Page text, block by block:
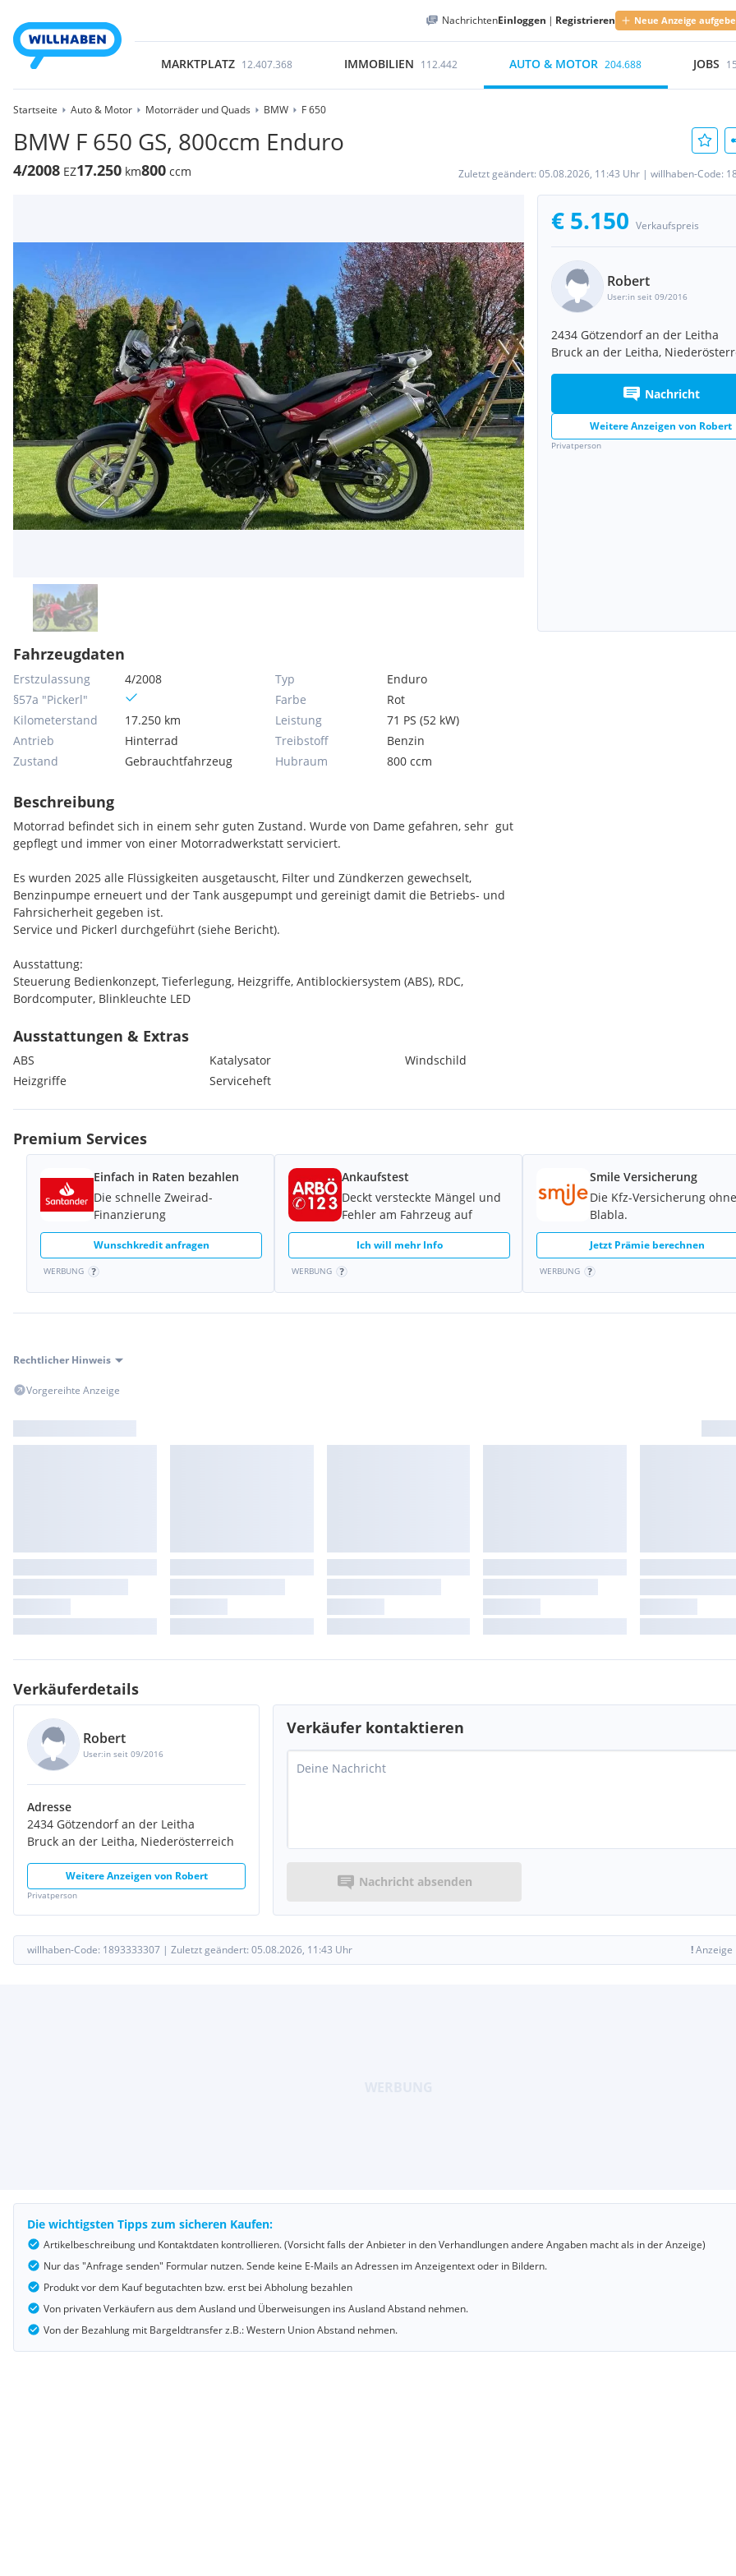
NachrichtenEinloggen | Registrieren Neue Anzeige
MARKTPLATZ 12.407.368 IMMOBILIEN 112.442 AUTO & MOTOR 204.688 JOBS
Startseite Auto & Motor Motorräder und Quads BMW F 650
BMW F 650 GS, 800ccm Enduro
4/2008 EZ17.250 km800 ccm Zuletzt geändert: 05.08.2026, 11:43 Uhr | willhaben-Code:
€ 5.150 Verkaufspreis
Robert
User:in seit 09/2016
2434 Götzendorf an der Leitha
Bruck an der Leitha,
Nachricht
Weitere Anzeigen von Robert
Privatperson
Fahrzeugdaten
Erstzulassung
4/2008
§57a "Pickerl"
Kilometerstand
17.250 km
Antrieb
Hinterrad
Zustand
Gebrauchtfahrzeug
Typ
Enduro
Farbe
Rot
Leistung
71 PS (52 kW)
Treibstoff
Benzin
Hubraum
800 ccm
Beschreibung
Motorrad befindet sich in einem sehr guten Zustand. Wurde von Dame gefahren, sehr gut
gepflegt und immer von einer Motorradwerkstatt serviciert.
Es wurden 2025 alle Flüssigkeiten ausgetauscht, Filter und Zündkerzen gewechselt,
Benzinpumpe erneuert und der Tank ausgepumpt und gereinigt damit die Betriebs- und
Fahrsicherheit gegeben ist.
Service und Pickerl durchgeführt (siehe Bericht).
Ausstattung:
Steuerung Bedienkonzept, Tieferlegung, Heizgriffe, Antiblockiersystem (ABS), RDC,
Bordcomputer, Blinkleuchte LED
Ausstattungen & Extras
ABS
Heizgriffe
Katalysator
Serviceheft
Windschild
Premium Services
Einfach in Raten bezahlen
Die schnelle Zweirad-
Finanzierung
Wunschkredit anfragen
WERBUNG
Ankaufstest
Deckt versteckte Mängel und
Fehler am Fahrzeug auf
Ich will mehr Info
WERBUNG
Smile Versicherung
Die Kfz-Versicherung ohne
Blabla.
Jetzt Prämie berechnen
WERBUNG
Rechtlicher Hinweis
Vorgereihte Anzeige
Verkäuferdetails
Robert
User:in seit 09/2016
Adresse
2434 Götzendorf an der Leitha
Bruck an der Leitha, Niederösterreich
Weitere Anzeigen von Robert
Privatperson
Verkäufer kontaktieren
Nachricht absenden
willhaben-Code: 1893333307 | Zuletzt geändert: 05.08.2026, 11:43 Uhr !Anzeige
Die wichtigsten Tipps zum sicheren Kaufen:
Artikelbeschreibung und Kontaktdaten kontrollieren. (Vorsicht falls der Anbieter in den Verhandlungen andere Angaben macht als in der Anzeige)
Nur das "Anfrage senden" Formular nutzen. Sende keine E-Mails an Adressen im Anzeigentext oder in Bildern.
Produkt vor dem Kauf begutachten bzw. erst bei Abholung bezahlen
Von privaten Verkäufern aus dem Ausland und Überweisungen ins Ausland Abstand nehmen.
Von der Bezahlung mit Bargeldtransfer z.B.: Western Union Abstand nehmen.